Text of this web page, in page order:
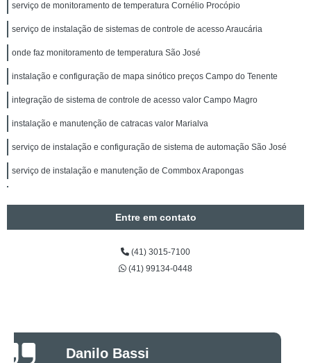
serviço de monitoramento de temperatura Cornélio Procópio
serviço de instalação de sistemas de controle de acesso Araucária
onde faz monitoramento de temperatura São José
instalação e configuração de mapa sinótico preços Campo do Tenente
integração de sistema de controle de acesso valor Campo Magro
instalação e manutenção de catracas valor Marialva
serviço de instalação e configuração de sistema de automação São José
serviço de instalação e manutenção de Commbox Arapongas
integração de sistema de controle de acesso valor Rio Branco do Sul
integração de sistema de controle de acesso São José dos Pinhais
onde faz acionamento remoto equipamentos Dois Vizinhos
Entre em contato
(41) 3015-7100
(41) 99134-0448
Luciano Rueda